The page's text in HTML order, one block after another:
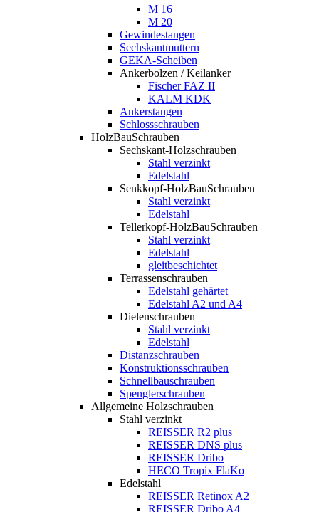
M 16
M 20
Gewindestangen
Sechskantmuttern
GEKA-Scheiben
Ankerbolzen / Keilanker
Fischer FAZ II
KALM KDK
Ankerstangen
Schlossschrauben
HolzBauSchrauben
Sechskant-Holzschrauben
Stahl verzinkt
Edelstahl
Senkkopf-HolzBauSchrauben
Stahl verzinkt
Edelstahl
Tellerkopf-HolzBauSchrauben
Stahl verzinkt
Edelstahl
gleitbeschichtet
Terrassenschrauben
Edelstahl gehärtet
Edelstahl A2 und A4
Dielenschrauben
Stahl verzinkt
Edelstahl
Distanzschrauben
Konstruktionsschrauben
Schnellbauschrauben
Spenglerschrauben
Allgemeine Holzschrauben
Stahl verzinkt
REISSER R2 plus
REISSER DNS plus
REISSER Dribo
HECO Tropix FlaKo
Edelstahl
REISSER Retinox A2
REISSER Dribo A4